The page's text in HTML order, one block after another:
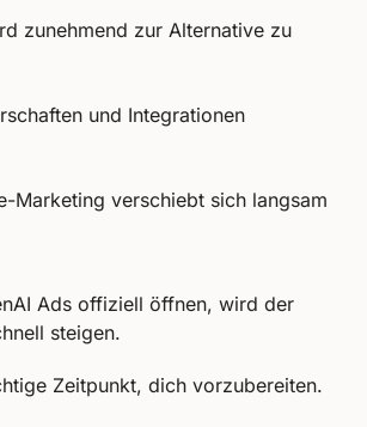
zunehmend zur Alternative zu
und Integrationen
Marketing verschiebt sich langsam
Ads offiziell öffnen, wird der
steigen.
Zeitpunkt, dich vorzubereiten.